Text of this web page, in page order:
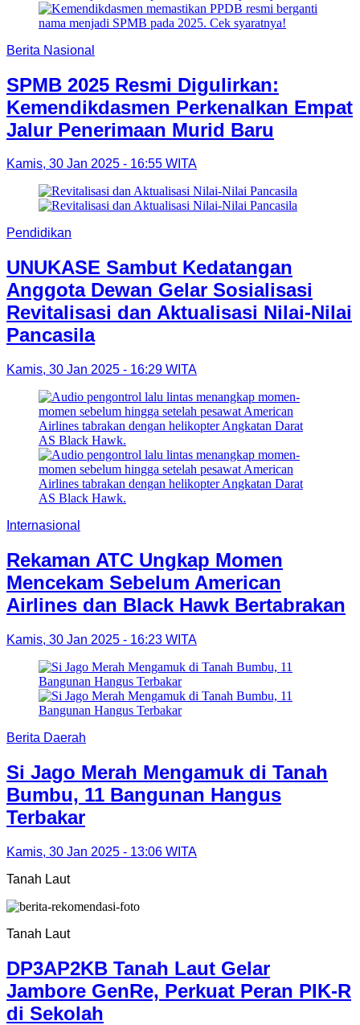
Berita Nasional
SPMB 2025 Resmi Digulirkan:
Kemendikdasmen Perkenalkan Empat
Jalur Penerimaan Murid Baru
Kamis, 30 Jan 2025 - 16:55 WITA
Pendidikan
UNUKASE Sambut Kedatangan
Anggota Dewan Gelar Sosialisasi
Revitalisasi dan Aktualisasi Nilai-Nilai
Pancasila
Kamis, 30 Jan 2025 - 16:29 WITA
Internasional
Rekaman ATC Ungkap Momen
Mencekam Sebelum American
Airlines dan Black Hawk Bertabrakan
Kamis, 30 Jan 2025 - 16:23 WITA
Berita Daerah
Si Jago Merah Mengamuk di Tanah
Bumbu, 11 Bangunan Hangus
Terbakar
Kamis, 30 Jan 2025 - 13:06 WITA
Tanah Laut
Tanah Laut
DP3AP2KB Tanah Laut Gelar
Jambore GenRe, Perkuat Peran PIK-R
di Sekolah